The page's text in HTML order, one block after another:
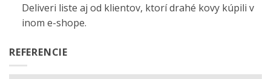
Deliveri liste aj od klientov, ktorí drahé kovy kúpili v
inom e-shope.
REFERENCIE